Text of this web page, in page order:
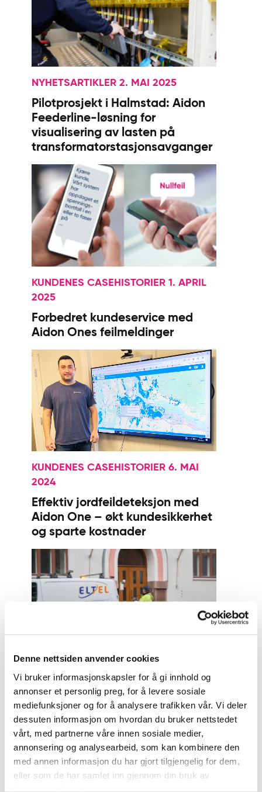
Denne nettsiden anvender cookies
Vi bruker informasjonskapsler for å gi innhold og
annonser et personlig preg, for å levere sosiale
mediefunksjoner og for å analysere trafikken vår. Vi deler
dessuten informasjon om hvordan du bruker nettstedet
vårt, med partnerne våre innen sosiale medier,
annonsering og analysearbeid, som kan kombinere den
med annen informasjon du har gjort tilgjengelig for dem,
eller som de har samlet inn gjennom din bruk av
NYHETSARTIKLER 2. MAI 2025
Pilotprosjekt i Halmstad: Aidon
Feederline-løsning for
visualisering av lasten på
transformatorstasjonsavganger
KUNDENES CASEHISTORIER 1. APRIL
2025
Forbedret kundeservice med
Aidon Ones feilmeldinger
KUNDENES CASEHISTORIER 6. MAI
2024
Effektiv jordfeildeteksjon med
Aidon One – økt kundesikkerhet
og sparte kostnader
NOVEMBER 2022
Helen Electricity Network
overførte målingsoppgaver til
Aidon One